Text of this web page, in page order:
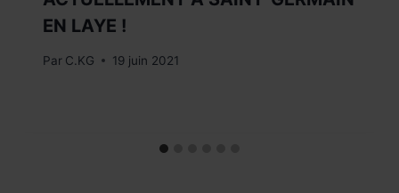
EN LAYE !
Par C.KG 19 juin 2021